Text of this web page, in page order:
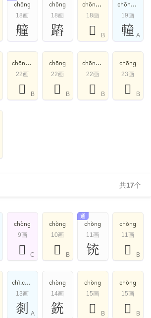
chōng
18画
艟
chōng
18画
蹖
chōng,chòng
18画
𧘂 B
chōng,chuáng
19画
䡴 A
chōng,zhuāng
22画
𪄻 B
chōng
22画
𪅈 B
chōng,zhuāng
22画
𪅖 B
chōng
23画
𨳁 B
共17个
chòng
9画
𪡁 C
chòng
10画
𣑁 B
chòng
11画
通
铳
chòng
11画
𥅻 B
chì,chòng
13画
㓼 A
chòng
14画
銃
chòng
15画
𢡹 B
chòng
15画
𨖼 B